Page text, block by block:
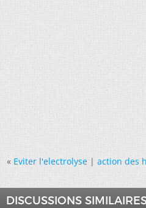
« Eviter l'electrolyse|action des
DISCUSSIONS